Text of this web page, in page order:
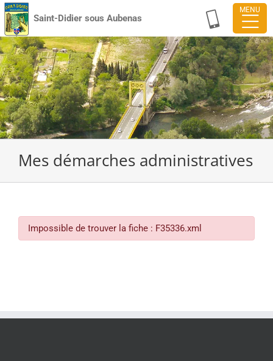
Passer
au
contenu
Saint-Didier sous Aubenas
Mes démarches administratives
Impossible de trouver la fiche : F35336.xml